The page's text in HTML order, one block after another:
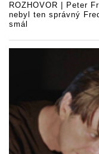
ROZHOVOR | Peter
nebyl ten správný
smál